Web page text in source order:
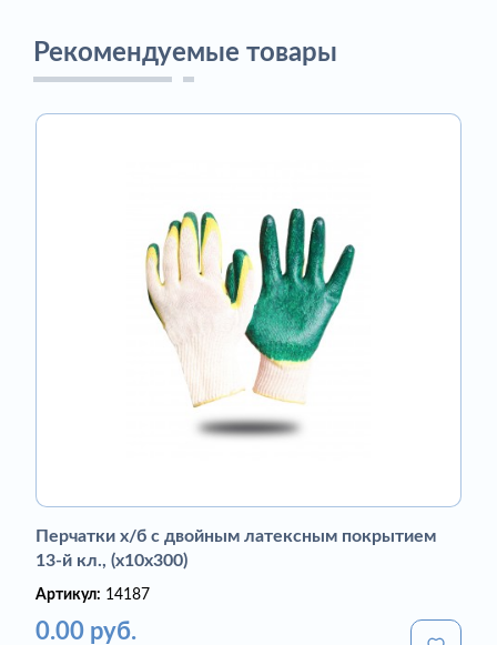
Рекомендуемые товары
Перчатки х/б с двойным латексным покрытием
13-й кл., (х10х300)
Артикул: 14187
0.00 руб.